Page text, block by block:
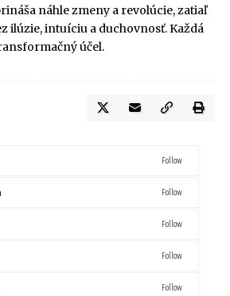
náhle zmeny a revolúcie, zatiaľ
ilúzie, intuíciu a duchovnosť. Každá
účel.
Follow
Follow
Follow
Follow
Follow